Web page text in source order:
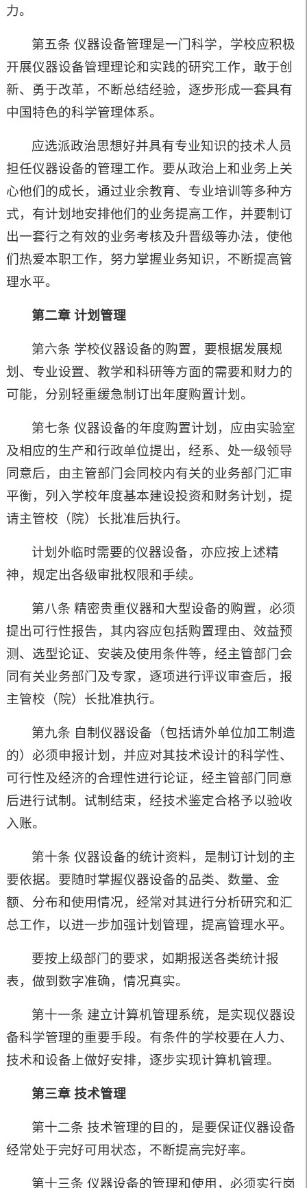
力。
第五条 仪器设备管理是一门科学，学校应积极
开展仪器设备管理理论和实践的研究工作，敢于创
新、勇于改革，不断总结经验，逐步形成一套具有
中国特色的科学管理体系。
应选派政治思想好并具有专业知识的技术人员
担任仪器设备的管理工作。要从政治上和业务上关
心他们的成长，通过业余教育、专业培训等多种方
式，有计划地安排他们的业务提高工作，并要制订
出一套行之有效的业务考核及升晋级等办法，使他
们热爱本职工作，努力掌握业务知识，不断提高管
理水平。
第二章 计划管理
第六条 学校仪器设备的购置，要根据发展规
划、专业设置、教学和科研等方面的需要和财力的
可能，分别轻重缓急制订出年度购置计划。
第七条 仪器设备的年度购置计划，应由实验室
及相应的生产和行政单位提出，经系、处一级领导
同意后，由主管部门会同校内有关的业务部门汇审
平衡，列入学校年度基本建设投资和财务计划，提
请主管校（院）长批准后执行。
计划外临时需要的仪器设备，亦应按上述精
神，规定出各级审批权限和手续。
第八条 精密贵重仪器和大型设备的购置，必须
提出可行性报告，其内容应包括购置理由、效益预
测、选型论证、安装及使用条件等，经主管部门会
同有关业务部门及专家，逐项进行评议审查后，报
主管校（院）长批准执行。
第九条 自制仪器设备（包括请外单位加工制造
的）必须申报计划，并应对其技术设计的科学性、
可行性及经济的合理性进行论证，经主管部门同意
后进行试制。试制结束，经技术鉴定合格予以验收
入账。
第十条 仪器设备的统计资料，是制订计划的主
要依据。要随时掌握仪器设备的品类、数量、金
额、分布和使用情况，经常对其进行分析研究和汇
总工作，以进一步加强计划管理，提高管理水平。
要按上级部门的要求，如期报送各类统计报
表，做到数字准确，情况真实。
第十一条 建立计算机管理系统，是实现仪器设
备科学管理的重要手段。有条件的学校要在人力、
技术和设备上做好安排，逐步实现计算机管理。
第三章 技术管理
第十二条 技术管理的目的，是要保证仪器设备
经常处于完好可用状态，不断提高完好率。
第十三条 仪器设备的管理和使用，必须实行岗